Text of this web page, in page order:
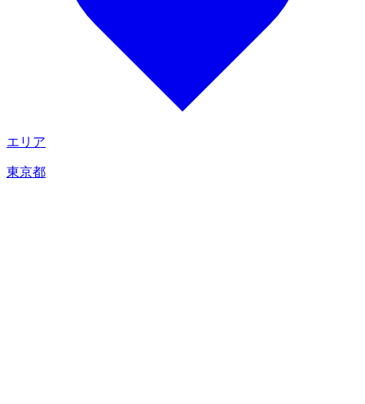
エリア
東京都